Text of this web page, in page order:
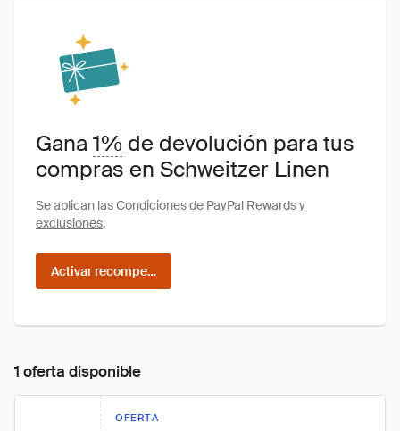
Gana1% de devolución para tus
compras en Schweitzer Linen
Se aplican lasCondiciones de PayPal Rewardsy
exclusiones.
Activar recompensas
1 oferta disponible
OFERTA